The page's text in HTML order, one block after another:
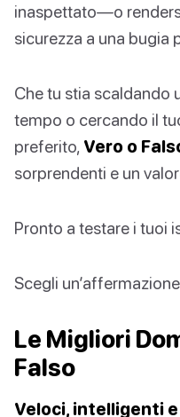
inaspettato—o
sicurezza a una bugia
Che tu stia scaldando
tempo o cercando il
preferito, Vero o
sorprendenti e un
Pronto a testare i tuoi
Scegli
Le Migliori
Falso
Veloci, intelligenti